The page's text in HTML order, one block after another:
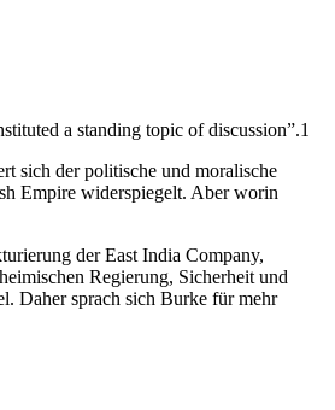
a standing topic of discussion”.1
sich der politische und moralische
Empire widerspiegelt. Aber worin
der East India Company,
Regierung, Sicherheit und
Daher sprach sich Burke für mehr